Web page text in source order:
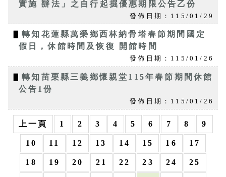
實施 辦法」之自行起掘優惠期限公告乙份
發佈日期：115/01/29
▋轉知花蓮縣萬榮鄉西林納骨塔春節期間國定
假日，休館時間及恢復 開館時間
發佈日期：115/01/26
▋轉知苗栗縣三義鄉懷親堂115年春節期間休館
公告1份
發佈日期：115/01/26
上一頁 1 2 3 4 5 6 7 8 9
10 11 12 13 14 15 16 17
18 19 20 21 22 23 24 25